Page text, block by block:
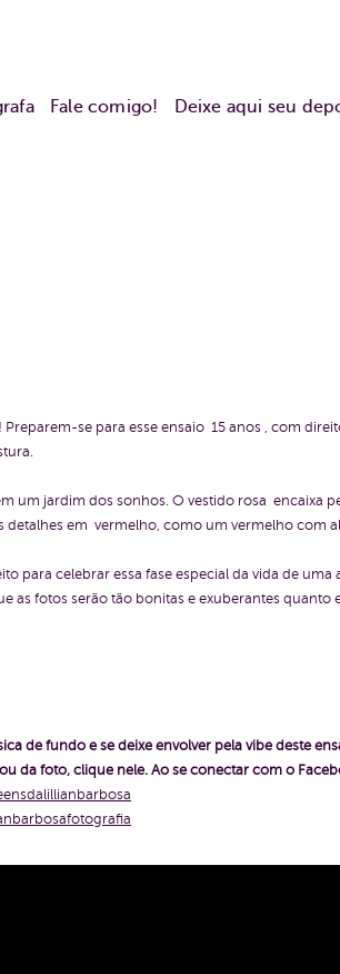
Fale comigo! Deixe aqui seu
se para esse ensaio 15 anos , com
um jardim dos sonhos. O vestido rosa encaixa
em vermelho, como um vermelho com
para celebrar essa fase especial da vida de
fotos serão tão bonitas e exuberantes quanto
de fundo e se deixe envolver pela vibe deste
da foto, clique nele. Ao se conectar com o